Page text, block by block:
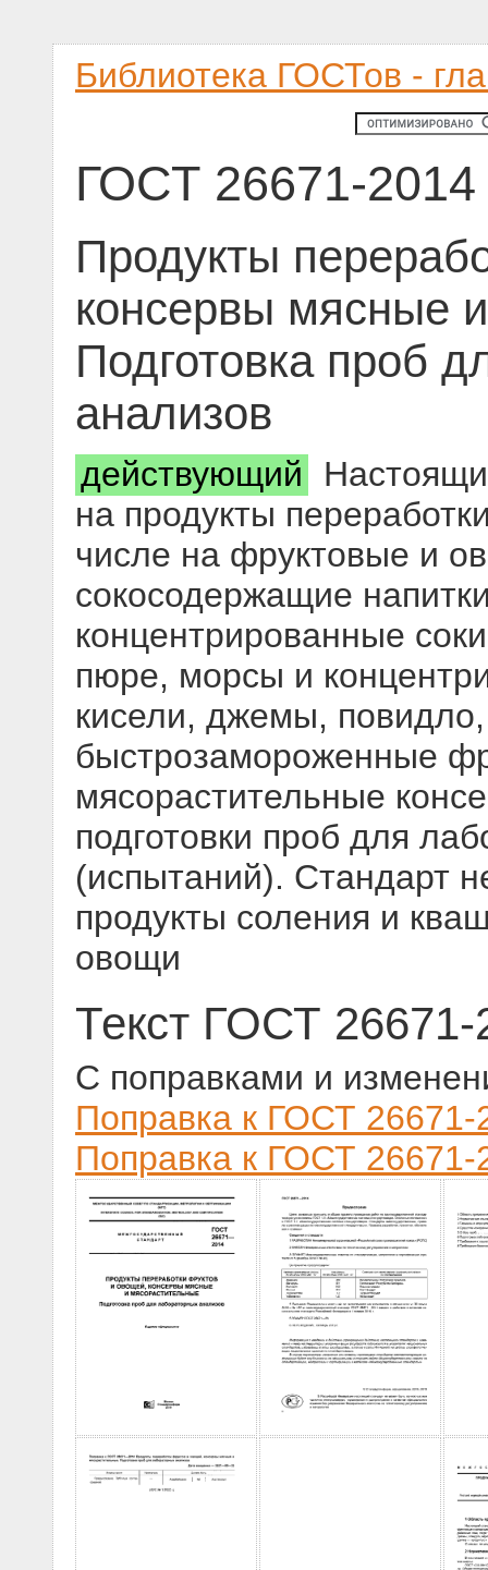
Библиотека ГОСТов -
ГОСТ 26671-2014
Продукты
консервы мясные
Подготовка проб
анализов
действующий
на продукты
числе на фруктовые и
сокосодержащие
концентрированные
пюре, морсы и
кисели, джемы,
быстрозамороженные
мясорастительные
подготовки проб для
(испытаний). Стандарт
продукты соления и
овощи
Текст ГОСТ 26671-
С поправками и
Поправка к ГОСТ 26671-
Поправка к ГОСТ 26671-